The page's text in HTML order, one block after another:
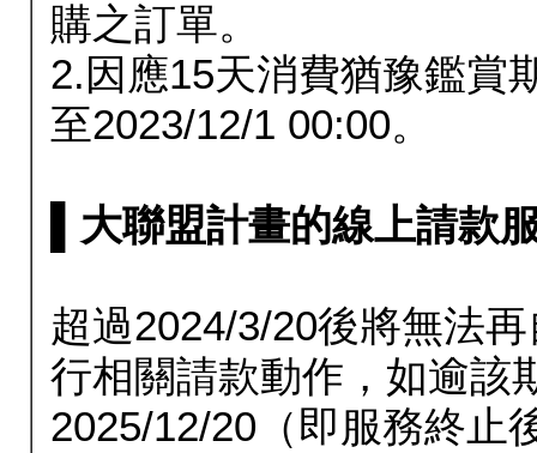
購之訂單。
2.因應15天消費猶豫鑑賞
至2023/12/1 00:00。
▌大聯盟計畫的線上請款
超過2024/3/20後將無法
行相關請款動作，如逾該
2025/12/20（即服務終止